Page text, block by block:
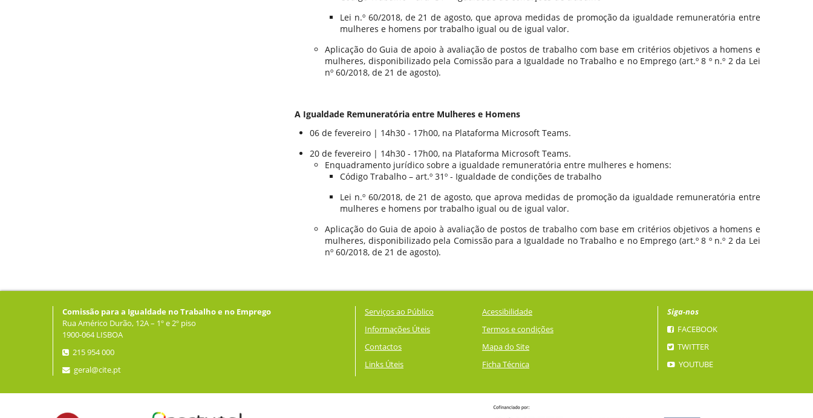
Lei n.º 60/2018, de 21 de agosto, que aprova medidas de promoção da igualdade remuneratória entre
mulheres e homens por trabalho igual ou de igual valor.
Aplicação do Guia de apoio à avaliação de postos de trabalho com base em critérios objetivos a homens e
mulheres, disponibilizado pela Comissão para a Igualdade no Trabalho e no Emprego (art.º 8 º n.º 2 da Lei
nº 60/2018, de 21 de agosto).
A Igualdade Remuneratória entre Mulheres e Homens
06 de fevereiro | 14h30 - 17h00, na Plataforma Microsoft Teams.
20 de fevereiro | 14h30 - 17h00, na Plataforma Microsoft Teams.
Enquadramento jurídico sobre a igualdade remuneratória entre mulheres e homens:
Código Trabalho – art.º 31º - Igualdade de condições de trabalho
Lei n.º 60/2018, de 21 de agosto, que aprova medidas de promoção da igualdade remuneratória entre
mulheres e homens por trabalho igual ou de igual valor.
Aplicação do Guia de apoio à avaliação de postos de trabalho com base em critérios objetivos a homens e
mulheres, disponibilizado pela Comissão para a Igualdade no Trabalho e no Emprego (art.º 8 º n.º 2 da Lei
nº 60/2018, de 21 de agosto).
Comissão para a Igualdade no Trabalho e no Emprego
Rua Américo Durão, 12A – 1º e 2º piso
1900-064 LISBOA
215 954 000
geral@cite.pt
Serviços ao Público
Informações Úteis
Contactos
Links Úteis
Acessibilidade
Termos e condições
Mapa do Site
Ficha Técnica
Siga-nos
FACEBOOK
TWITTER
YOUTUBE